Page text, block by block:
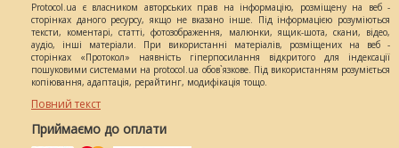
Protocol.ua є власником авторських прав на інформацію, розміщену на веб -
сторінках даного ресурсу, якщо не вказано інше. Під інформацією розуміються
тексти, коментарі, статті, фотозображення, малюнки, ящик-шота, скани, відео,
аудіо, інші матеріали. При використанні матеріалів, розміщених на веб -
сторінках «Протокол» наявність гіперпосилання відкритого для індексації
пошуковими системами на protocol.ua обов`язкове. Під використанням розуміється
копіювання, адаптація, рерайтинг, модифікація тощо.
Повний текст
Приймаємо до оплати